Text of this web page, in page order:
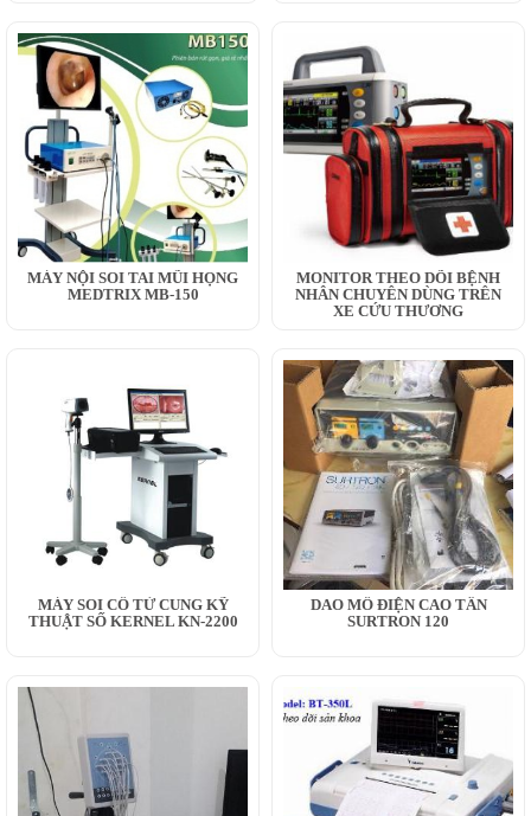
MÁY NỘI SOI TAI MŨI HỌNG
MEDTRIX MB-150
MONITOR THEO DÕI BỆNH
NHÂN CHUYÊN DÙNG TRÊN
XE CỨU THƯƠNG
MÁY SOI CỔ TỬ CUNG KỸ
THUẬT SỐ KERNEL KN-2200
DAO MỔ ĐIỆN CAO TẦN
SURTRON 120